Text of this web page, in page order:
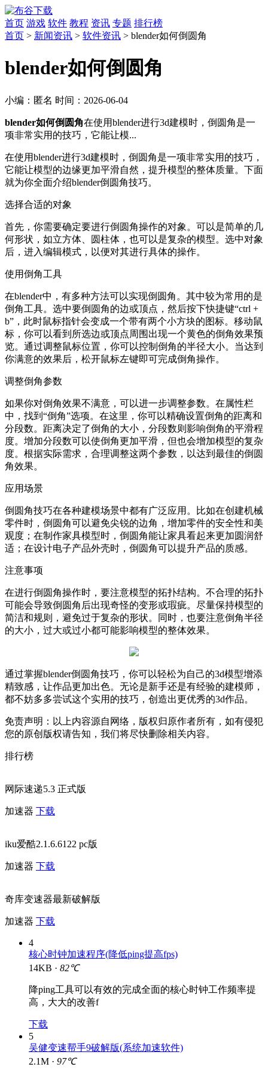
首页 游戏 软件 教程 资讯 专题 排行榜
首页 > 新闻资讯 > 软件资讯 > blender如何倒圆角
blender如何倒圆角
小编： 匿名 时间： 2026-06-04
blender如何倒圆角在使用blender进行3d建模时，倒圆角是一
项非常实用的技巧，它能让模...
在使用blender进行3d建模时，倒圆角是一项非常实用的技巧，
它能让模型的边缘更加平滑自然，提升模型的整体质量。下面
就为你全面介绍blender倒圆角技巧。
选择合适的对象
首先，你需要确定要进行倒圆角操作的对象。可以是简单的几
何形状，如立方体、圆柱体，也可以是复杂的模型。选中对象
后，进入编辑模式，以便对其进行具体的操作。
使用倒角工具
在blender中，有多种方法可以实现倒圆角。其中较为常用的是
倒角工具。选中要倒圆角的边或顶点，然后按下快捷键“ctrl +
b”，此时鼠标指针会变成一个带有两个小方块的图标。移动鼠
标，你可以看到所选边或顶点周围出现一个黄色的倒角效果预
览。通过调整鼠标位置，你可以控制倒角的半径大小。当达到
你满意的效果后，松开鼠标左键即可完成倒角操作。
调整倒角参数
如果你对倒角效果不满意，可以进一步调整参数。在属性栏
中，找到“倒角”选项。在这里，你可以精确设置倒角的距离和
分段数。距离决定了倒角的大小，分段数则影响倒角的平滑程
度。增加分段数可以使倒角更加平滑，但也会增加模型的复杂
度。根据实际需求，合理调整这两个参数，以达到最佳的倒圆
角效果。
应用场景
倒圆角技巧在各种建模场景中都有广泛应用。比如在创建机械
零件时，倒圆角可以避免尖锐的边角，增加零件的安全性和美
观度；在制作家具模型时，倒圆角能让家具看起来更加圆润舒
适；在设计电子产品外壳时，倒圆角可以提升产品的质感。
注意事项
在进行倒圆角操作时，要注意模型的拓扑结构。不合理的拓扑
可能会导致倒圆角后出现奇怪的变形或瑕疵。尽量保持模型的
简洁和规则，避免过于复杂的形状。同时，也要注意倒角半径
的大小，过大或过小都可能影响模型的整体效果。
通过掌握blender倒圆角技巧，你可以轻松为自己的3d模型增添
精致感，让作品更加出色。无论是新手还是有经验的建模师，
都不妨多多尝试这个实用的技巧，创造出更优秀的3d作品。
免责声明：以上内容源自网络，版权归原作者所有，如有侵犯
您的原创版权请告知，我们将尽快删除相关内容。
排行榜
网际速递5.3 正式版
加速器 下载
iku爱酷2.1.6.6122 pc版
加速器 下载
奇库变速器最新破解版
加速器 下载
4
核心时钟加速程序(降低ping提高fps)
14KB · 82℃
降ping工具可以有效的完成全面的核心时钟工作频率提
高，大大的改善f
下载
5
吴健变速帮手9破解版(系统加速软件)
2.1M · 97℃